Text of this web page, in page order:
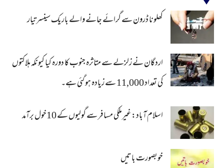
کھلونا ڈرون سے گرائے جانے والے باریک سینسر تیار
اردگان نے زلزلے سے متاثرہ جنوب کا دورہ کیا کیونکہ ہلاکتوں
کی تعداد 11,000 سے زیادہ ہو گئی ہے۔
اسلام آباد: غیرملکی مسافر سے گولیوں کے 10خول برآمد
خوبصورت باتیں